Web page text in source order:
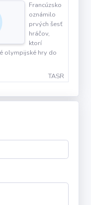
Francúzsko
oznámilo
prvých šesť
hráčov,
ktorí
olympijské hry do
TASR